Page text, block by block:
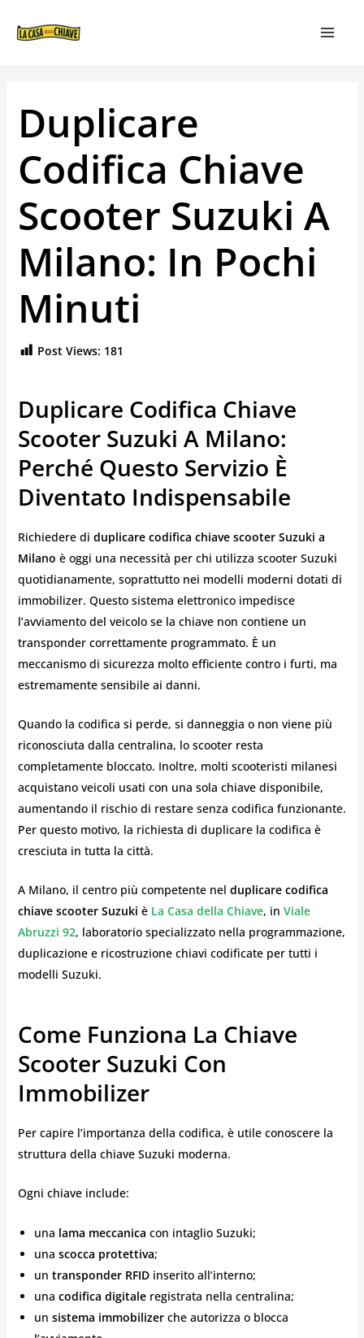
Duplicare
Codifica Chiave
Scooter Suzuki A
Milano: In Pochi
Minuti
Post Views: 181
Duplicare Codifica Chiave
Scooter Suzuki A Milano:
Perché Questo Servizio È
Diventato Indispensabile
Richiedere di duplicare codifica chiave scooter Suzuki a
Milano è oggi una necessità per chi utilizza scooter Suzuki
quotidianamente, soprattutto nei modelli moderni dotati di
immobilizer. Questo sistema elettronico impedisce
l’avviamento del veicolo se la chiave non contiene un
transponder correttamente programmato. È un
meccanismo di sicurezza molto efficiente contro i furti, ma
estremamente sensibile ai danni.
Quando la codifica si perde, si danneggia o non viene più
riconosciuta dalla centralina, lo scooter resta
completamente bloccato. Inoltre, molti scooteristi milanesi
acquistano veicoli usati con una sola chiave disponibile,
aumentando il rischio di restare senza codifica funzionante.
Per questo motivo, la richiesta di duplicare la codifica è
cresciuta in tutta la città.
A Milano, il centro più competente nel duplicare codifica
chiave scooter Suzuki è La Casa della Chiave, in Viale
Abruzzi 92, laboratorio specializzato nella programmazione,
duplicazione e ricostruzione chiavi codificate per tutti i
modelli Suzuki.
Come Funziona La Chiave
Scooter Suzuki Con
Immobilizer
Per capire l’importanza della codifica, è utile conoscere la
struttura della chiave Suzuki moderna.
Ogni chiave include:
una lama meccanica con intaglio Suzuki;
una scocca protettiva;
un transponder RFIDinserito all’interno;
una codifica digitaleregistrata nella centralina;
un sistema immobilizerche autorizza o blocca
ARTICOLI